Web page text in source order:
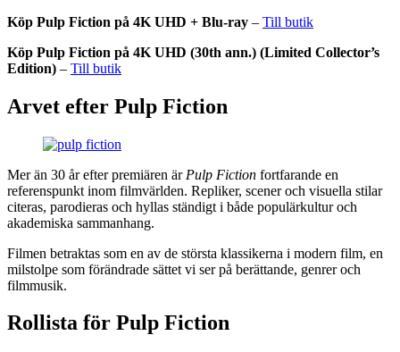
Köp Pulp Fiction på 4K UHD + Blu-ray – Till butik
Köp Pulp Fiction på 4K UHD (30th ann.) (Limited Collector’s
Edition) – Till butik
Arvet efter Pulp Fiction
Mer än 30 år efter premiären är Pulp Fiction fortfarande en
referenspunkt inom filmvärlden. Repliker, scener och visuella stilar
citeras, parodieras och hyllas ständigt i både populärkultur och
akademiska sammanhang.
Filmen betraktas som en av de största klassikerna i modern film, en
milstolpe som förändrade sättet vi ser på berättande, genrer och
filmmusik.
Rollista för Pulp Fiction